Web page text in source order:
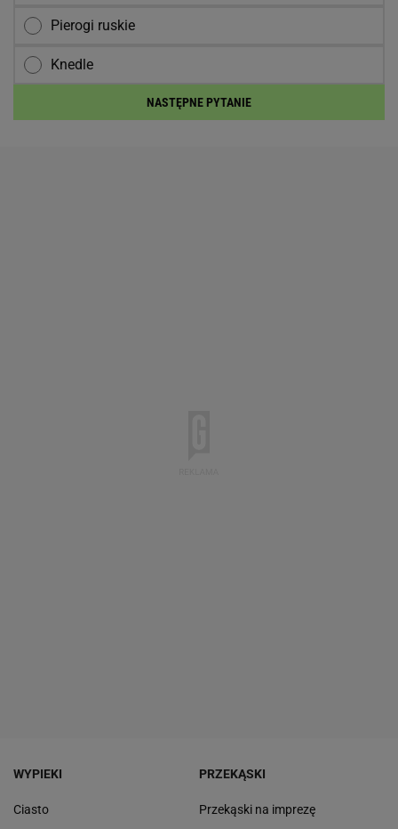
Pierogi ruskie
Knedle
NASTĘPNE PYTANIE
WYPIEKI
Ciasto
PRZEKĄSKI
Przekąski na imprezę